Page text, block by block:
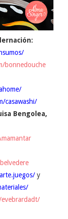
bonnedouche
casawashi/
Bengolea,
y